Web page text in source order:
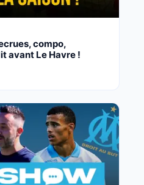
compo,
avant Le Havre !